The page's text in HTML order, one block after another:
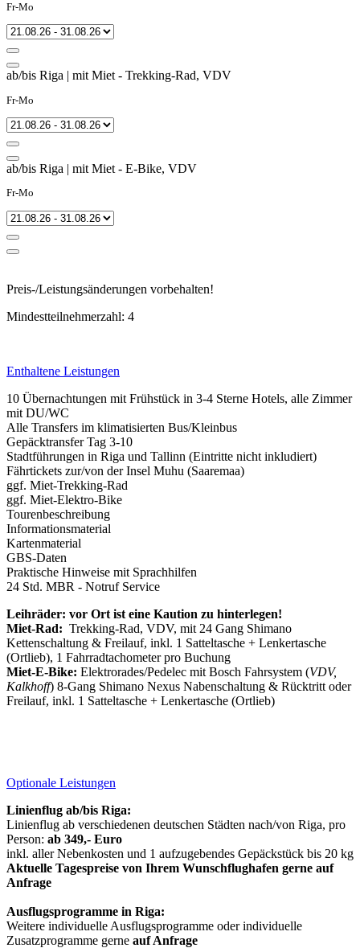
Fr-Mo
ab/bis Riga | mit Miet - Trekking-Rad, VDV
Fr-Mo
ab/bis Riga | mit Miet - E-Bike, VDV
Fr-Mo
Preis-/Leistungsänderungen vorbehalten!
Mindestteilnehmerzahl: 4
Enthaltene Leistungen
10 Übernachtungen mit Frühstück in 3-4 Sterne Hotels, alle Zimmer
mit DU/WC
Alle Transfers im klimatisierten Bus/Kleinbus
Gepäcktransfer Tag 3-10
Stadtführungen in Riga und Tallinn (Eintritte nicht inkludiert)
Fährtickets zur/von der Insel Muhu (Saaremaa)
ggf. Miet-Trekking-Rad
ggf. Miet-Elektro-Bike
Tourenbeschreibung
Informationsmaterial
Kartenmaterial
GBS-Daten
Praktische Hinweise mit Sprachhilfen
24 Std. MBR - Notruf Service
Leihräder: vor Ort ist eine Kaution zu hinterlegen!
Miet-Rad: Trekking-Rad, VDV, mit 24 Gang Shimano
Kettenschaltung & Freilauf, inkl. 1 Satteltasche + Lenkertasche
(Ortlieb), 1 Fahrradtachometer pro Buchung
Miet-E-Bike: Elektrorades/Pedelec mit Bosch Fahrsystem (VDV,
Kalkhoff) 8-Gang Shimano Nexus Nabenschaltung & Rücktritt oder
Freilauf, inkl. 1 Satteltasche + Lenkertasche (Ortlieb)
Optionale Leistungen
Linienflug ab/bis Riga:
Linienflug ab verschiedenen deutschen Städten nach/von Riga, pro
Person: ab 349,- Euro
inkl. aller Nebenkosten und 1 aufzugebendes Gepäckstück bis 20 kg
Aktuelle Tagespreise von Ihrem Wunschflughafen gerne auf
Anfrage
Ausflugsprogramme in Riga:
Weitere individuelle Ausflugsprogramme oder individuelle
Zusatzprogramme gerne auf Anfrage